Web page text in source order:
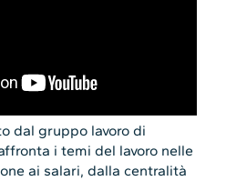
dal gruppo lavoro di
i temi del lavoro nelle
ai salari, dalla centralità